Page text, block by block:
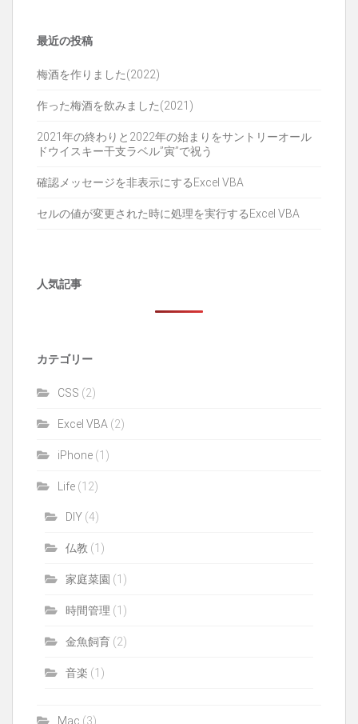
最近の投稿
梅酒を作りました(2022)
作った梅酒を飲みました(2021)
2021年の終わりと2022年の始まりをサントリーオール
ドウイスキー干支ラベル”寅”で祝う
確認メッセージを非表示にするExcel VBA
セルの値が変更された時に処理を実行するExcel VBA
人気記事
カテゴリー
CSS (2)
Excel VBA (2)
iPhone (1)
Life (12)
DIY (4)
仏教 (1)
家庭菜園 (1)
時間管理 (1)
金魚飼育 (2)
音楽 (1)
Mac (3)